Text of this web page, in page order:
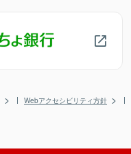
Webアクセシビリティ方針